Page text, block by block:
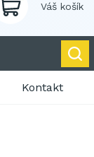
Váš košík
Kontakt